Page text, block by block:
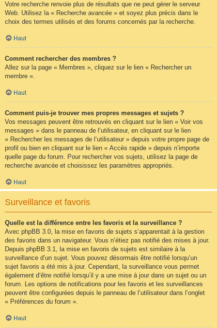
Votre recherche renvoie plus de résultats que ne peut gérer le serveur
Web. Utilisez la « Recherche avancée » et soyez plus précis dans le
choix des termes utilisés et des forums concernés par la recherche.
Haut
Comment rechercher des membres ?
Allez sur la page « Membres », cliquez sur le lien « Rechercher un
membre ».
Haut
Comment puis-je trouver mes propres messages et sujets ?
Vos messages peuvent être retrouvés en cliquant sur le lien « Voir vos
messages » dans le panneau de l’utilisateur, en cliquant sur le lien
« Rechercher les messages de l’utilisateur » depuis votre propre page de
profil ou bien en cliquant sur le lien « Accès rapide » depuis n’importe
quelle page du forum. Pour rechercher vos sujets, utilisez la page de
recherche avancée et choisissez les paramètres appropriés.
Haut
Surveillance et favoris
Quelle est la différence entre les favoris et la surveillance ?
Avec phpBB 3.0, la mise en favoris de sujets s’apparentait à la gestion
des favoris dans un navigateur. Vous n’étiez pas notifié des mises à jour.
Depuis phpBB 3.1, la mise en favoris de sujets est similaire à la
surveillance d’un sujet. Vous pouvez désormais être notifié lorsqu’un
sujet favoris a été mis à jour. Cependant, la surveillance vous permet
également d’être notifié lorsqu’il y a une mise à jour dans un sujet ou un
forum. Les options de notifications pour les favoris et les surveillances
peuvent être configurées depuis le panneau de l’utilisateur dans l’onglet
« Préférences du forum ».
Haut